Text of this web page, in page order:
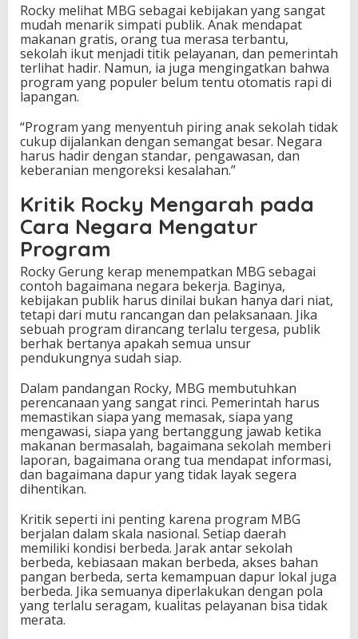
Rocky melihat MBG sebagai kebijakan yang sangat
mudah menarik simpati publik. Anak mendapat
makanan gratis, orang tua merasa terbantu,
sekolah ikut menjadi titik pelayanan, dan pemerintah
terlihat hadir. Namun, ia juga mengingatkan bahwa
program yang populer belum tentu otomatis rapi di
lapangan.
“Program yang menyentuh piring anak sekolah tidak
cukup dijalankan dengan semangat besar. Negara
harus hadir dengan standar, pengawasan, dan
keberanian mengoreksi kesalahan.”
Kritik Rocky Mengarah pada
Cara Negara Mengatur
Program
Rocky Gerung kerap menempatkan MBG sebagai
contoh bagaimana negara bekerja. Baginya,
kebijakan publik harus dinilai bukan hanya dari niat,
tetapi dari mutu rancangan dan pelaksanaan. Jika
sebuah program dirancang terlalu tergesa, publik
berhak bertanya apakah semua unsur
pendukungnya sudah siap.
Dalam pandangan Rocky, MBG membutuhkan
perencanaan yang sangat rinci. Pemerintah harus
memastikan siapa yang memasak, siapa yang
mengawasi, siapa yang bertanggung jawab ketika
makanan bermasalah, bagaimana sekolah memberi
laporan, bagaimana orang tua mendapat informasi,
dan bagaimana dapur yang tidak layak segera
dihentikan.
Kritik seperti ini penting karena program MBG
berjalan dalam skala nasional. Setiap daerah
memiliki kondisi berbeda. Jarak antar sekolah
berbeda, kebiasaan makan berbeda, akses bahan
pangan berbeda, serta kemampuan dapur lokal juga
berbeda. Jika semuanya diperlakukan dengan pola
yang terlalu seragam, kualitas pelayanan bisa tidak
merata.